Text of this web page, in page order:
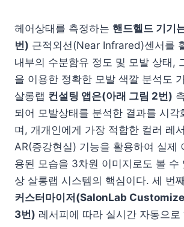
헤어상태를 측정하는 핸드헬드 기기
번) 근적외선(Near Infrared)센서를
내부의 수분함유 정도 및 모발 상태,
을 이용한 정확한 모발 색깔 분석도
살롱랩 컨설팅 앱은(아래 그림 2번)
되어 모발상태를 분석한 결과를 시각
며, 개개인에게 가장 적합한 컬러 레
AR(증강현실) 기능을 활용하여 실제
용된 모습을 3차원 이미지로도 볼 수
상 살롱랩 시스템의 핵심이다. 세 번
커스터마이저(SalonLab
3번) 레서피에 따라 실시간 자동으로